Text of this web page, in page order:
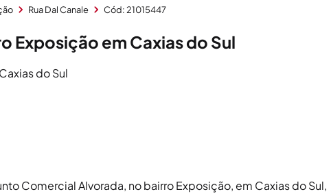
Rua Dal Canale Cód: 21015447
Exposição em Caxias do Sul
do Sul
Comercial Alvorada, no bairro Exposição, em Caxias do Sul,